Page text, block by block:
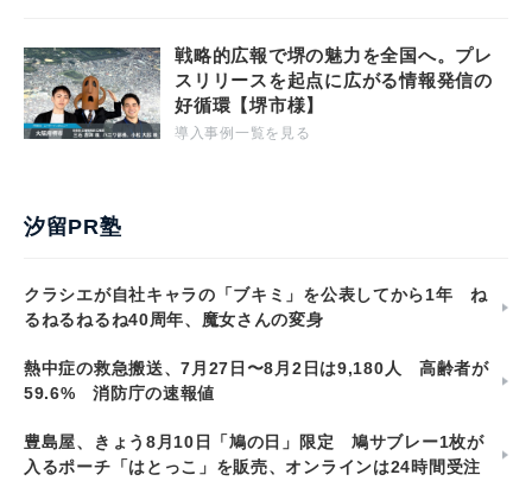
戦略的広報で堺の魅力を全国へ。プレ
スリリースを起点に広がる情報発信の
好循環【堺市様】
導入事例一覧を見る
汐留PR塾
クラシエが自社キャラの「ブキミ」を公表してから1年 ね
るねるねるね40周年、魔女さんの変身
熱中症の救急搬送、7月27日〜8月2日は9,180人 高齢者が
59.6% 消防庁の速報値
豊島屋、きょう8月10日「鳩の日」限定 鳩サブレー1枚が
入るポーチ「はとっこ」を販売、オンラインは24時間受注